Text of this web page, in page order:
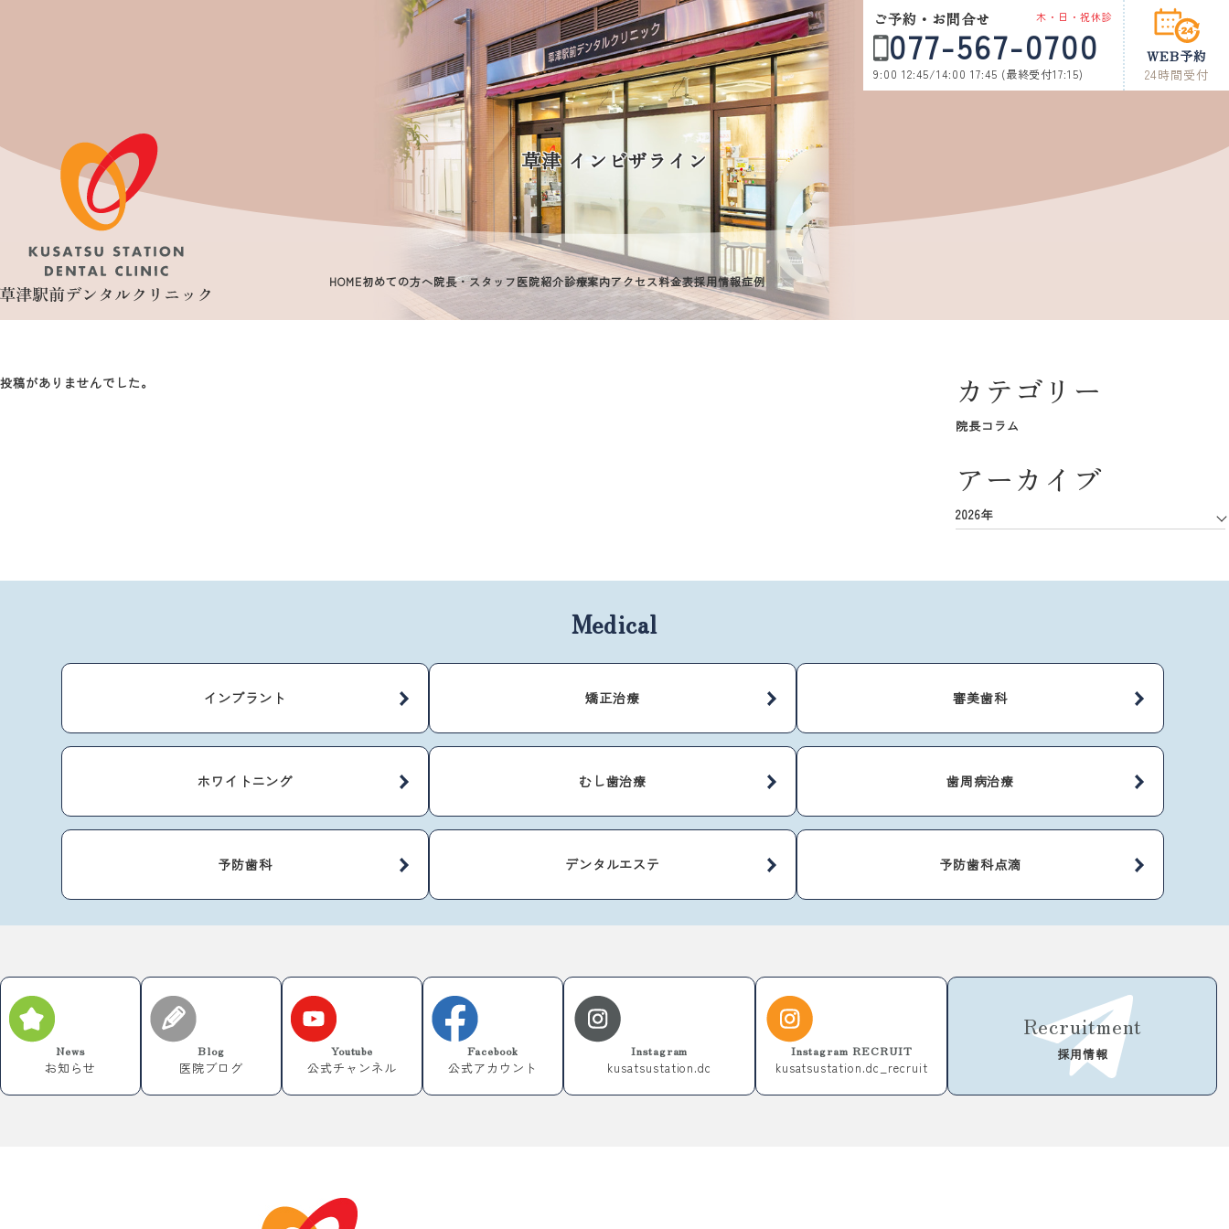
ご予約・お問合せ 木・日・祝休診
077-567-0700
9:00 12:45/14:00 17:45 (最終受付17:15)
WEB予約
24時間受付
草津 インビザライン
HOME初めての方へ院長・スタッフ医院紹介診療案内アクセス料金表採用情報症例
投稿がありませんでした。 カテゴリー
院長コラム
アーカイブ
2026年
Medical
インプラント 矯正治療 審美歯科
ホワイトニング むし歯治療 歯周病治療
予防歯科 デンタルエステ 予防歯科点滴
News
お知らせ
Blog
医院ブログ
Youtube
公式チャンネル
Facebook
公式アカウント
Instagram
kusatsustation.dc
Instagram RECRUIT
kusatsustation.dc_recruit
Recruitment
採用情報